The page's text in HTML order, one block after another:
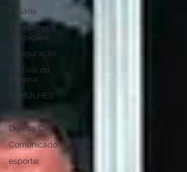
Malária
Enchentes e
Alagações
Inauguração
Festival da
Banana
SEMULHER
Queimadas
Defesa Civil
Comunicado
esporte